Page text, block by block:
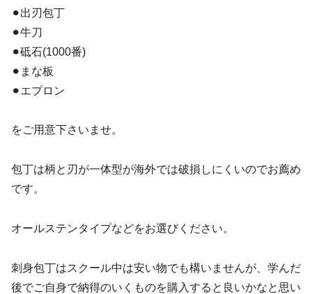
⚫︎出刃包丁
⚫︎牛刀
⚫︎砥石(1000番)
⚫︎まな板
⚫︎エプロン
をご用意下さいませ。
包丁は柄と刃が一体型が海外では破損しにくいのでお薦め
です。
オールステンタイプなどをお選びください。
刺身包丁はスクール中は安い物でも構いませんが、学んだ
後でご自身で納得のいくものを購入すると良いかなと思い